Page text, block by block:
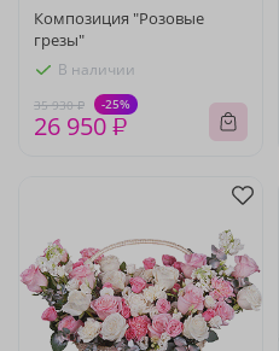
Композиция "Розовые
грезы"
В наличии
35 930 ₽ -25%
26 950 ₽